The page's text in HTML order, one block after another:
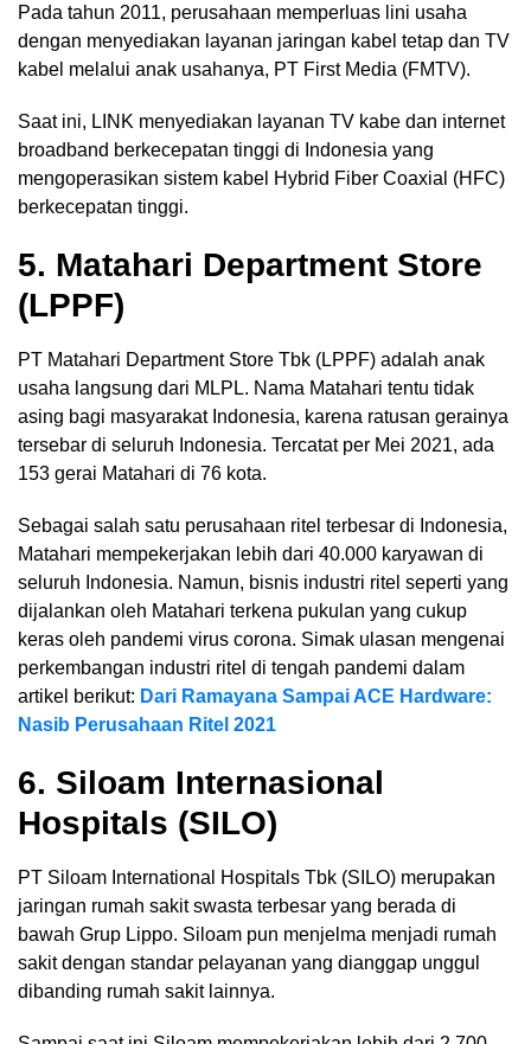
Pada tahun 2011, perusahaan memperluas lini usaha
dengan menyediakan layanan jaringan kabel tetap dan TV
kabel melalui anak usahanya, PT First Media (FMTV).
Saat ini, LINK menyediakan layanan TV kabe dan internet
broadband berkecepatan tinggi di Indonesia yang
mengoperasikan sistem kabel Hybrid Fiber Coaxial (HFC)
berkecepatan tinggi.
5. Matahari Department Store
(LPPF)
PT Matahari Department Store Tbk (LPPF) adalah anak
usaha langsung dari MLPL. Nama Matahari tentu tidak
asing bagi masyarakat Indonesia, karena ratusan gerainya
tersebar di seluruh Indonesia. Tercatat per Mei 2021, ada
153 gerai Matahari di 76 kota.
Sebagai salah satu perusahaan ritel terbesar di Indonesia,
Matahari mempekerjakan lebih dari 40.000 karyawan di
seluruh Indonesia. Namun, bisnis industri ritel seperti yang
dijalankan oleh Matahari terkena pukulan yang cukup
keras oleh pandemi virus corona. Simak ulasan mengenai
perkembangan industri ritel di tengah pandemi dalam
artikel berikut: Dari Ramayana Sampai ACE Hardware:
Nasib Perusahaan Ritel 2021
6. Siloam Internasional
Hospitals (SILO)
PT Siloam International Hospitals Tbk (SILO) merupakan
jaringan rumah sakit swasta terbesar yang berada di
bawah Grup Lippo. Siloam pun menjelma menjadi rumah
sakit dengan standar pelayanan yang dianggap unggul
dibanding rumah sakit lainnya.